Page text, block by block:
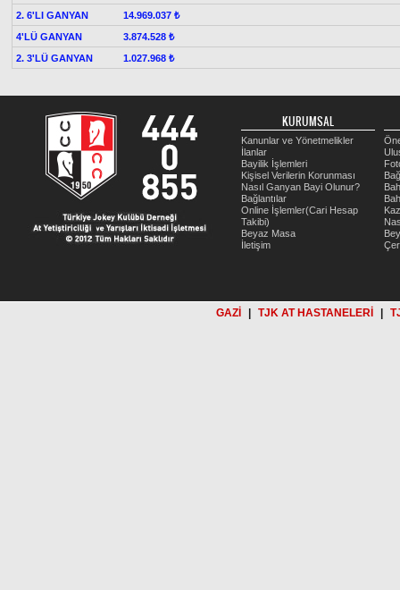
2. 6'LI GANYAN
14.969.037 ₺
4'LÜ GANYAN
3.874.528 ₺
2. 3'LÜ GANYAN
1.027.968 ₺
KURUMSAL
Kanunlar ve Yönetmelikler
İlanlar
Bayilik İşlemleri
Kişisel Verilerin Korunması
Nasıl Ganyan Bayi Olunur?
Bağlantılar
Online İşlemler(Cari Hesap
Takibi)
Beyaz Masa
İletişim
GAZİ TJK AT HASTANELERİ